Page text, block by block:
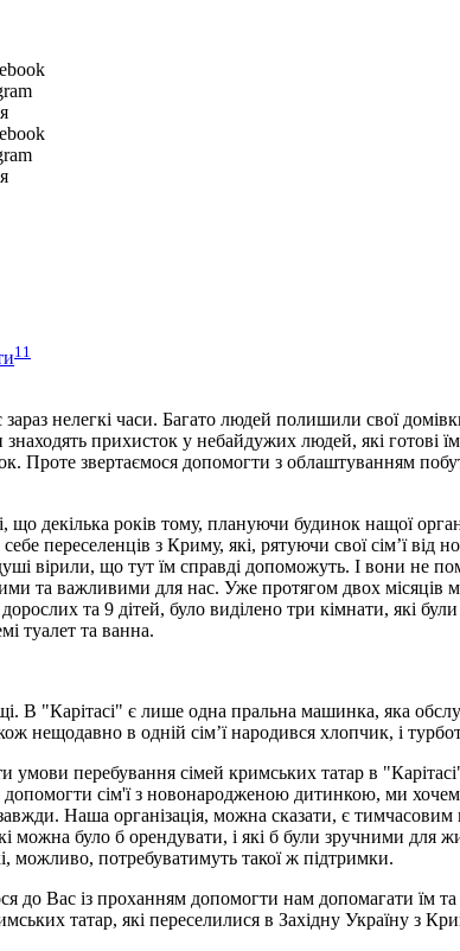
11
нелегкі часи. Багато людей полишили свої
знаходять прихисток у небайдужих людей, які готові
Проте звертаємося допомогти з облаштуванням
що декілька років тому, плануючи будинок нащої
переселенців з Криму, які, рятуючи свої сім’ї
вірили, що тут їм справді допоможуть. І вони
та важливими для нас. Уже протягом двох
та 9 дітей, було виділено три кімнати, які
туалет та ванна.
В "Карітасі" є лише одна пральна машинка, яка
нещодавно в одній сім’ї народився хлопчик, і
умови перебування сімей кримських татар в
допомогти сім'ї з новонародженою дитинкою, ми
Наша організація, можна сказати, є
можна було б орендувати, і які б були зручними
можливо, потребуватимуть такої ж підтримки.
до Вас із проханням допомогти нам допомагати їм
татар, які переселилися в Західну Україну з